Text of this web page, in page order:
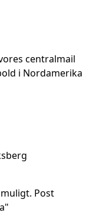
centralmail
i Nordamerika
Post